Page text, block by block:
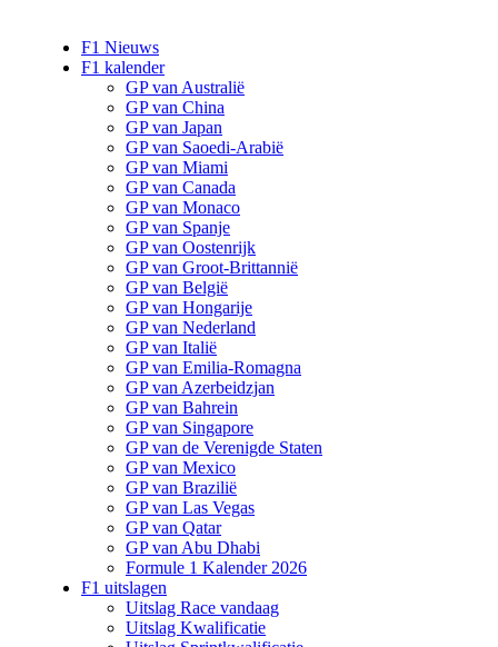
F1 Nieuws
F1 kalender
GP van Australië
GP van China
GP van Japan
GP van Saoedi-Arabië
GP van Miami
GP van Canada
GP van Monaco
GP van Spanje
GP van Oostenrijk
GP van Groot-Brittannië
GP van België
GP van Hongarije
GP van Nederland
GP van Italië
GP van Emilia-Romagna
GP van Azerbeidzjan
GP van Bahrein
GP van Singapore
GP van de Verenigde Staten
GP van Mexico
GP van Brazilië
GP van Las Vegas
GP van Qatar
GP van Abu Dhabi
Formule 1 Kalender 2026
F1 uitslagen
Uitslag Race vandaag
Uitslag Kwalificatie